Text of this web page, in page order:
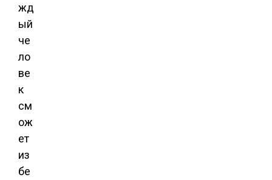
жд
ый
че
ло
ве
к
см
ож
ет
из
бе